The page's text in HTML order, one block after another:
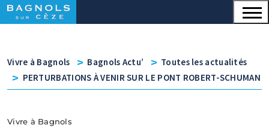
Panneau de gestion des cookies
Menu principal
Contenu
Vivre à Bagnols v Bagnols Actu’ v Toutes les actualités
v PERTURBATIONS À VENIR SUR LE PONT ROBERT-SCHUMAN
Vivre à Bagnols